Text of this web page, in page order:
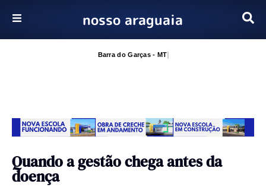
nosso araguaia
Barra do Garças - MT
Quando a gestão chega antes da
doença